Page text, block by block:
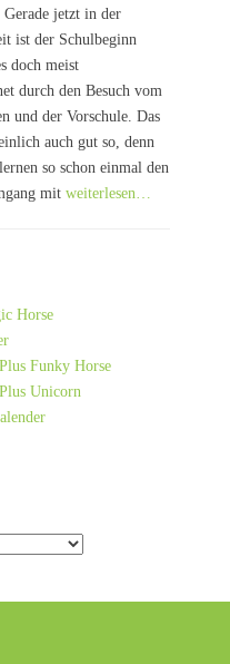
Gerade jetzt in der
ist der Schulbeginn
doch meist
durch den Besuch vom
und der Vorschule. Das
auch gut so, denn
so schon einmal den
mitweiterlesen…
Horse
Funky Horse
Unicorn